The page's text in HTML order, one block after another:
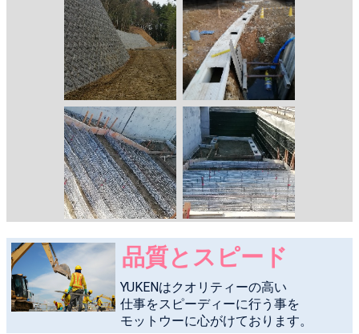
品質とスピード
YUKENはクオリティーの高い
仕事をスピーディーに行う事を
モットウーに心がけております。